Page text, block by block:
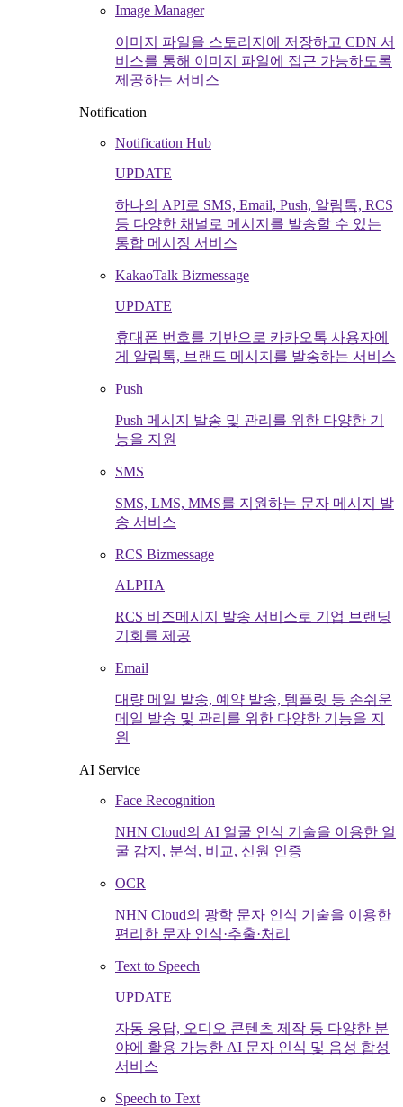
Image Manager
이미지 파일을 스토리지에 저장하고 CDN 서
비스를 통해 이미지 파일에 접근 가능하도록
제공하는 서비스
Notification
Notification Hub
UPDATE
하나의 API로 SMS, Email, Push, 알림톡, RCS
등 다양한 채널로 메시지를 발송할 수 있는
통합 메시징 서비스
KakaoTalk Bizmessage
UPDATE
휴대폰 번호를 기반으로 카카오톡 사용자에
게 알림톡, 브랜드 메시지를 발송하는 서비스
Push
Push 메시지 발송 및 관리를 위한 다양한 기
능을 지원
SMS
SMS, LMS, MMS를 지원하는 문자 메시지 발
송 서비스
RCS Bizmessage
ALPHA
RCS 비즈메시지 발송 서비스로 기업 브랜딩
기회를 제공
Email
대량 메일 발송, 예약 발송, 템플릿 등 손쉬운
메일 발송 및 관리를 위한 다양한 기능을 지
원
AI Service
Face Recognition
NHN Cloud의 AI 얼굴 인식 기술을 이용한 얼
굴 감지, 분석, 비교, 신원 인증
OCR
NHN Cloud의 광학 문자 인식 기술을 이용한
편리한 문자 인식·추출·처리
Text to Speech
UPDATE
자동 응답, 오디오 콘텐츠 제작 등 다양한 분
야에 활용 가능한 AI 문자 인식 및 음성 합성
서비스
Speech to Text